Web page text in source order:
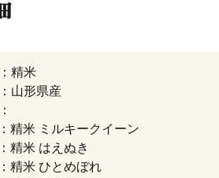
精米
山形県産
精米 ミルキークイーン
精米 はえぬき
精米 ひとめぼれ